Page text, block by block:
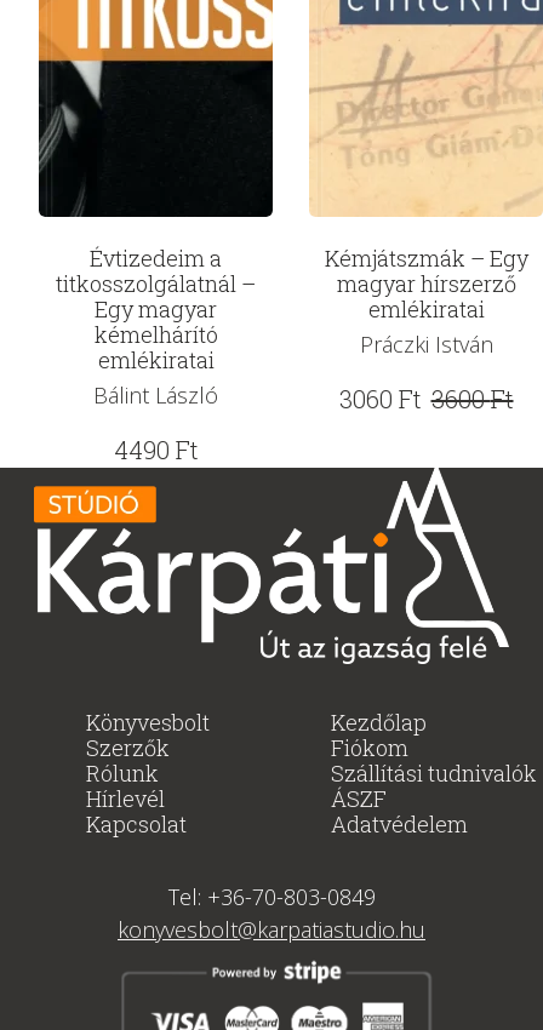
Évtizedeim a
titkosszolgálatnál –
Egy magyar
kémelhárító
emlékiratai
Bálint László
4490 Ft
Kémjátszmák – Egy
magyar hírszerző
emlékiratai
Práczki István
3600Ft
Original
was:
3600 Ft.
3060 Ft
Current
is:
3060 Ft.
Könyvesbolt
Szerzők
Rólunk
Hírlevél
Kapcsolat
Kezdőlap
Fiókom
Szállítási tudnivalók
ÁSZF
Adatvédelem
Tel: +36-70-803-0849
konyvesbolt@karpatiastudio.hu